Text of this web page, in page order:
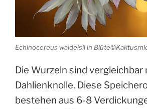
Echinocereus waldeisii in
Die Wurzeln sind vergleichbar
Dahlienknolle. Diese
bestehen aus 6-8